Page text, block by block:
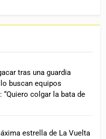
tras una guardia
buscan equipos
“Quiero colgar la bata de
estrella de La Vuelta